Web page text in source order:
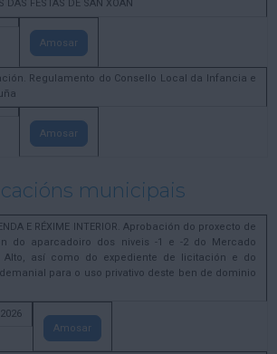
DAS FESTAS DE SAN XOÁN
Amosar
Regulamento do Consello Local da Infancia e
Amosar
municipais
E RÉXIME INTERIOR. Aprobación do proxecto de
do aparcadoiro dos niveis -1 e -2 do Mercado
así como do expediente de licitación e do
para o uso privativo deste ben de dominio
Amosar